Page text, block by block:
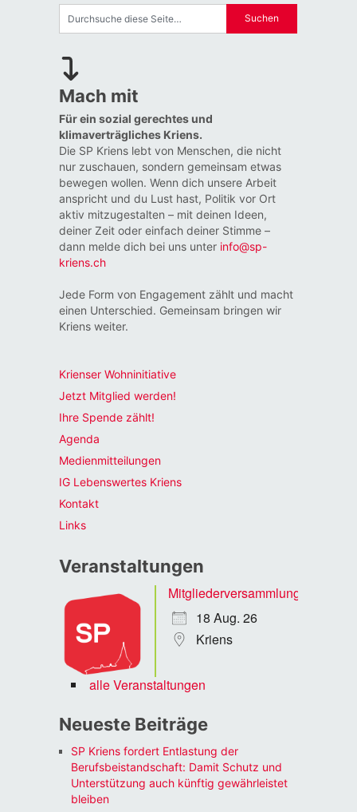
Mach mit
Für ein sozial gerechtes und
klimaverträgliches Kriens.
Die SP Kriens lebt von Menschen, die nicht
nur zuschauen, sondern gemeinsam etwas
bewegen wollen. Wenn dich unsere Arbeit
anspricht und du Lust hast, Politik vor Ort
aktiv mitzugestalten – mit deinen Ideen,
deiner Zeit oder einfach deiner Stimme –
dann melde dich bei uns unter info@sp-
kriens.ch
Jede Form von Engagement zählt und macht
einen Unterschied. Gemeinsam bringen wir
Kriens weiter.
Krienser Wohninitiative
Jetzt Mitglied werden!
Ihre Spende zählt!
Agenda
Medienmitteilungen
IG Lebenswertes Kriens
Kontakt
Links
Veranstaltungen
Mitgliederversammlung
18 Aug. 26
Kriens
alle Veranstaltungen
Neueste Beiträge
SP Kriens fordert Entlastung der
Berufsbeistandschaft: Damit Schutz und
Unterstützung auch künftig gewährleistet
bleiben